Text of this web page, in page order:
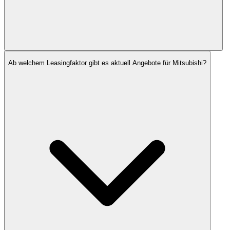
Ab welchem Leasingfaktor gibt es aktuell Angebote für Mitsubishi?